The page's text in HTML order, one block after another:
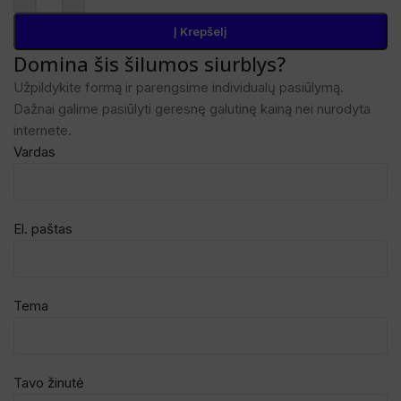
Į Krepšelį
Domina šis šilumos siurblys?
Užpildykite formą ir parengsime individualų pasiūlymą.
Dažnai galime pasiūlyti geresnę galutinę kainą nei nurodyta
internete.
Vardas
El. paštas
Tema
Tavo žinutė